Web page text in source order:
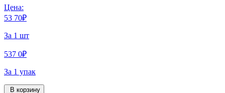
Цена:
53 70₽
За 1 шт
537 0₽
За 1 упак
В корзину